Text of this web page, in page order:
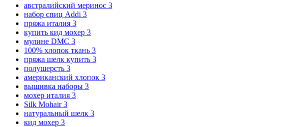
австралийский меринос 3
набор спиц Addi 3
пряжа италия 3
купить кид мохер 3
мулине DMC 3
100% хлопок ткань 3
пряжа шелк купить 3
полушерсть 3
американский хлопок 3
вышивка наборы 3
мохер италия 3
Silk Mohair3
натуральный шелк 3
кид мохер 3